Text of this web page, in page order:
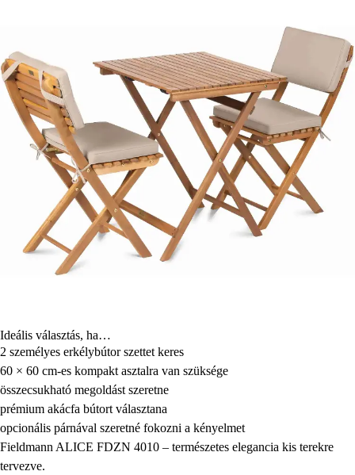
Ideális választás, ha…
2 személyes erkélybútor szettet keres
60 × 60 cm-es kompakt asztalra van szüksége
összecsukható megoldást szeretne
prémium akácfa bútort választana
opcionális párnával szeretné fokozni a kényelmet
Fieldmann ALICE FDZN 4010 – természetes elegancia kis terekre
tervezve.